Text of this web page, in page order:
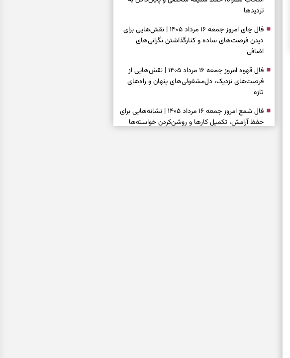
تردیدها
فال چای امروز جمعه ۱۶ مرداد ۱۴۰۵ | نقش‌هایی برای
دیدن فرصت‌های ساده و کنارگذاشتن نگرانی‌های
اضافی
فال قهوه امروز جمعه ۱۶ مرداد ۱۴۰۵ | نقش‌هایی از
فرصت‌های نزدیک، دل‌مشغولی‌های پنهان و راه‌های
تازه
فال شمع امروز جمعه ۱۶ مرداد ۱۴۰۵ | نشانه‌هایی برای
حفظ آرامش، تکمیل کارها و روشن‌کردن خواسته‌ها